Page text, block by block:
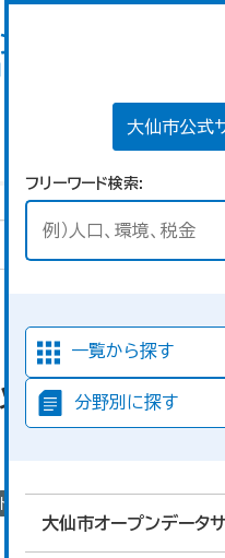
大仙市公式
フリーワード検索
一覧から探す
分野別に探す
大仙市オープンデータ
トが見つか
トンネル